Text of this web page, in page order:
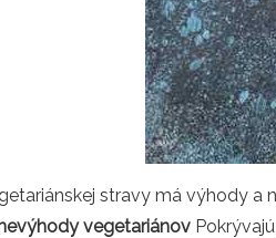
stravy má výhody a
vegetariánov